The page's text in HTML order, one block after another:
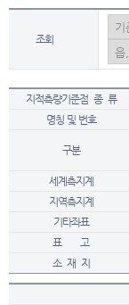
조회
지적측량기준점 종 류
명칭 및 번호
구분
세계측지계
지역측지계
기타좌표
표 고
소 재 지